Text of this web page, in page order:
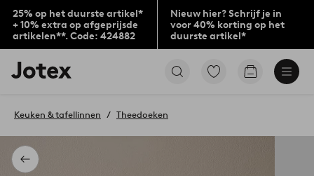
25% op het duurste artikel*
+ 10% extra op afgeprijsde
artikelen**. Code: 424882
Nieuw hier? Schrijf je in
voor 40% korting op het
duurste artikel*
Jotex
logo
to
home
page
Ga
Go
Terug
Keuken & tafellinnen Theedoeken